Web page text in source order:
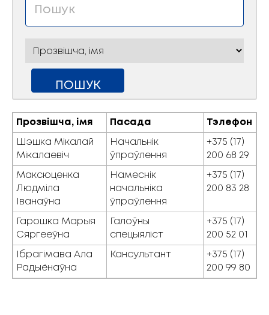
Прозвішча, імя Пасада Тэлефон
Шэшка Мікалай
Мікалаевіч
Начальнік
ўпраўлення
+375 (17)
200 68 29
Максюценка
Людміла
Іванаўна
Намеснік
начальніка
ўпраўлення
+375 (17)
200 83 28
Гарошка Марыя
Сяргееўна
Галоўны
спецыяліст
+375 (17)
200 52 01
Ібрагімава Ала
Радыёнаўна
Кансультант
+375 (17)
200 99 80